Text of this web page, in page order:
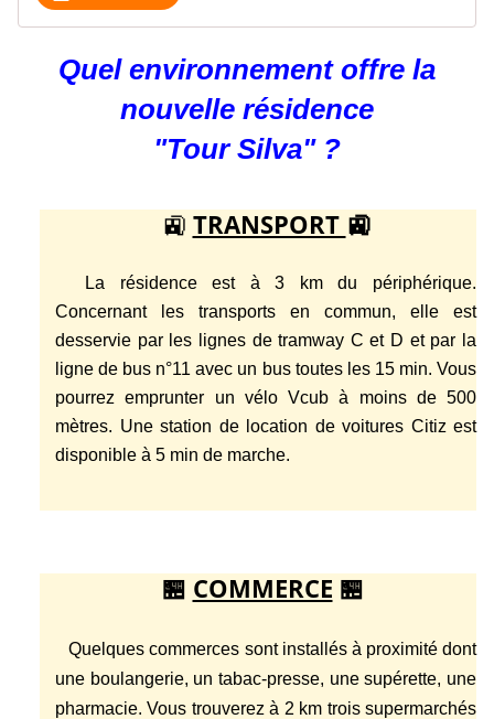
Quel environnement offre la
nouvelle résidence
"Tour Silva" ?
🚉 TRANSPORT 🚉
La résidence est à 3 km du périphérique.
Concernant les transports en commun, elle est
desservie par les lignes de tramway C et D et par la
ligne de bus n°11 avec un bus toutes les 15 min. Vous
pourrez emprunter un vélo Vcub à moins de 500
mètres. Une station de location de voitures Citiz est
disponible à 5 min de marche.
🏪 COMMERCE 🏪
Quelques commerces sont installés à proximité dont
une boulangerie, un tabac-presse, une supérette, une
pharmacie. Vous trouverez à 2 km trois supermarchés